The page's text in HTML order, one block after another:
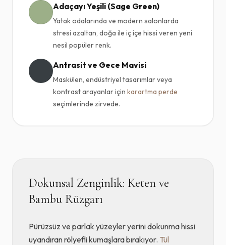
Adaçayı Yeşili (Sage Green)
Yatak odalarında ve modern salonlarda
stresi azaltan, doğa ile iç içe hissi veren yeni
nesil popüler renk.
Antrasit ve Gece Mavisi
Maskülen, endüstriyel tasarımlar veya
kontrast arayanlar için karartma perde
seçimlerinde zirvede.
Dokunsal Zenginlik: Keten ve
Bambu Rüzgarı
Pürüzsüz ve parlak yüzeyler yerini dokunma hissi
uyandıran rölyefli kumaşlara bırakıyor. Tül